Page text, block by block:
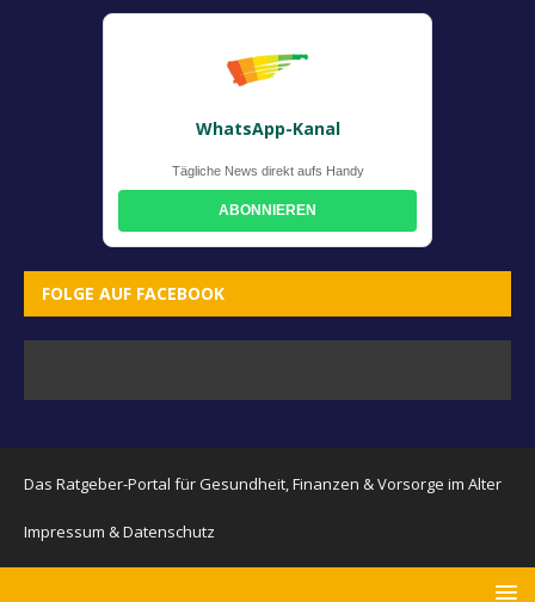
WhatsApp-Kanal
Tägliche News direkt aufs Handy
ABONNIEREN
FOLGE AUF FACEBOOK
Das Ratgeber-Portal für Gesundheit, Finanzen & Vorsorge im Alter
Impressum & Datenschutz